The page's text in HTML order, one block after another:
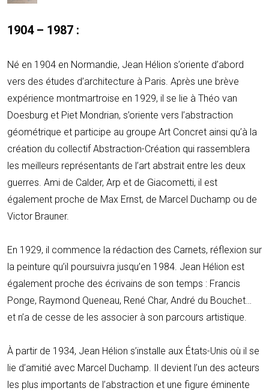
1904 – 1987 :
Né en 1904 en Normandie, Jean Hélion s’oriente d’abord
vers des études d’architecture à Paris. Après une brève
expérience montmartroise en 1929, il se lie à Théo van
Doesburg et Piet Mondrian, s’oriente vers l’abstraction
géométrique et participe au groupe Art Concret ainsi qu’à la
création du collectif Abstraction-Création qui rassemblera
les meilleurs représentants de l’art abstrait entre les deux
guerres. Ami de Calder, Arp et de Giacometti, il est
également proche de Max Ernst, de Marcel Duchamp ou de
Victor Brauner.
En 1929, il commence la rédaction des Carnets, réflexion sur
la peinture qu’il poursuivra jusqu’en 1984. Jean Hélion est
également proche des écrivains de son temps : Francis
Ponge, Raymond Queneau, René Char, André du Bouchet…
et n’a de cesse de les associer à son parcours artistique.
À partir de 1934, Jean Hélion s’installe aux États-Unis où il se
lie d’amitié avec Marcel Duchamp. Il devient l’un des acteurs
les plus importants de l’abstraction et une figure éminente